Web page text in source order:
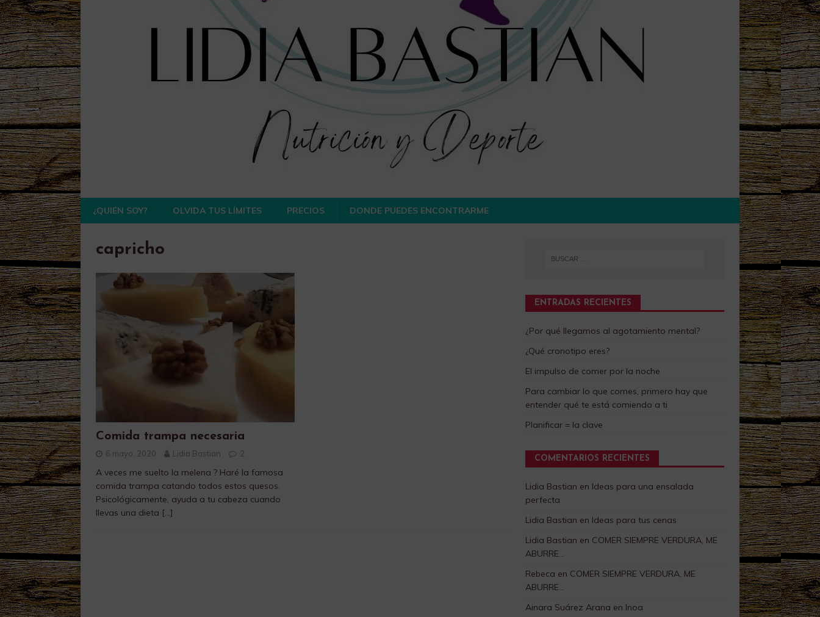
¿QUIÉN SOY? OLVIDA TUS LÍMITES PRECIOS DONDE PUEDES ENCONTRARME
capricho
Comida trampa necesaria
6 mayo, 2020 Lidia Bastian 2
A veces me suelto la melena ? Haré la famosa
comida trampa catando todos estos quesos.
Psicológicamente, ayuda a tu cabeza cuando
llevas una dieta […]
ENTRADAS RECIENTES
¿Por qué llegamos al agotamiento mental?
¿Qué cronotipo eres?
El impulso de comer por la noche
Para cambiar lo que comes, primero hay que
entender qué te está comiendo a ti
Planificar = la clave
COMENTARIOS RECIENTES
Lidia Bastian en Ideas para una ensalada
perfecta
Lidia Bastian en Ideas para tus cenas
Lidia Bastian en COMER SIEMPRE VERDURA, ME
ABURRE…
Rebeca en COMER SIEMPRE VERDURA, ME
ABURRE…
Ainara Suárez Arana en Inoa